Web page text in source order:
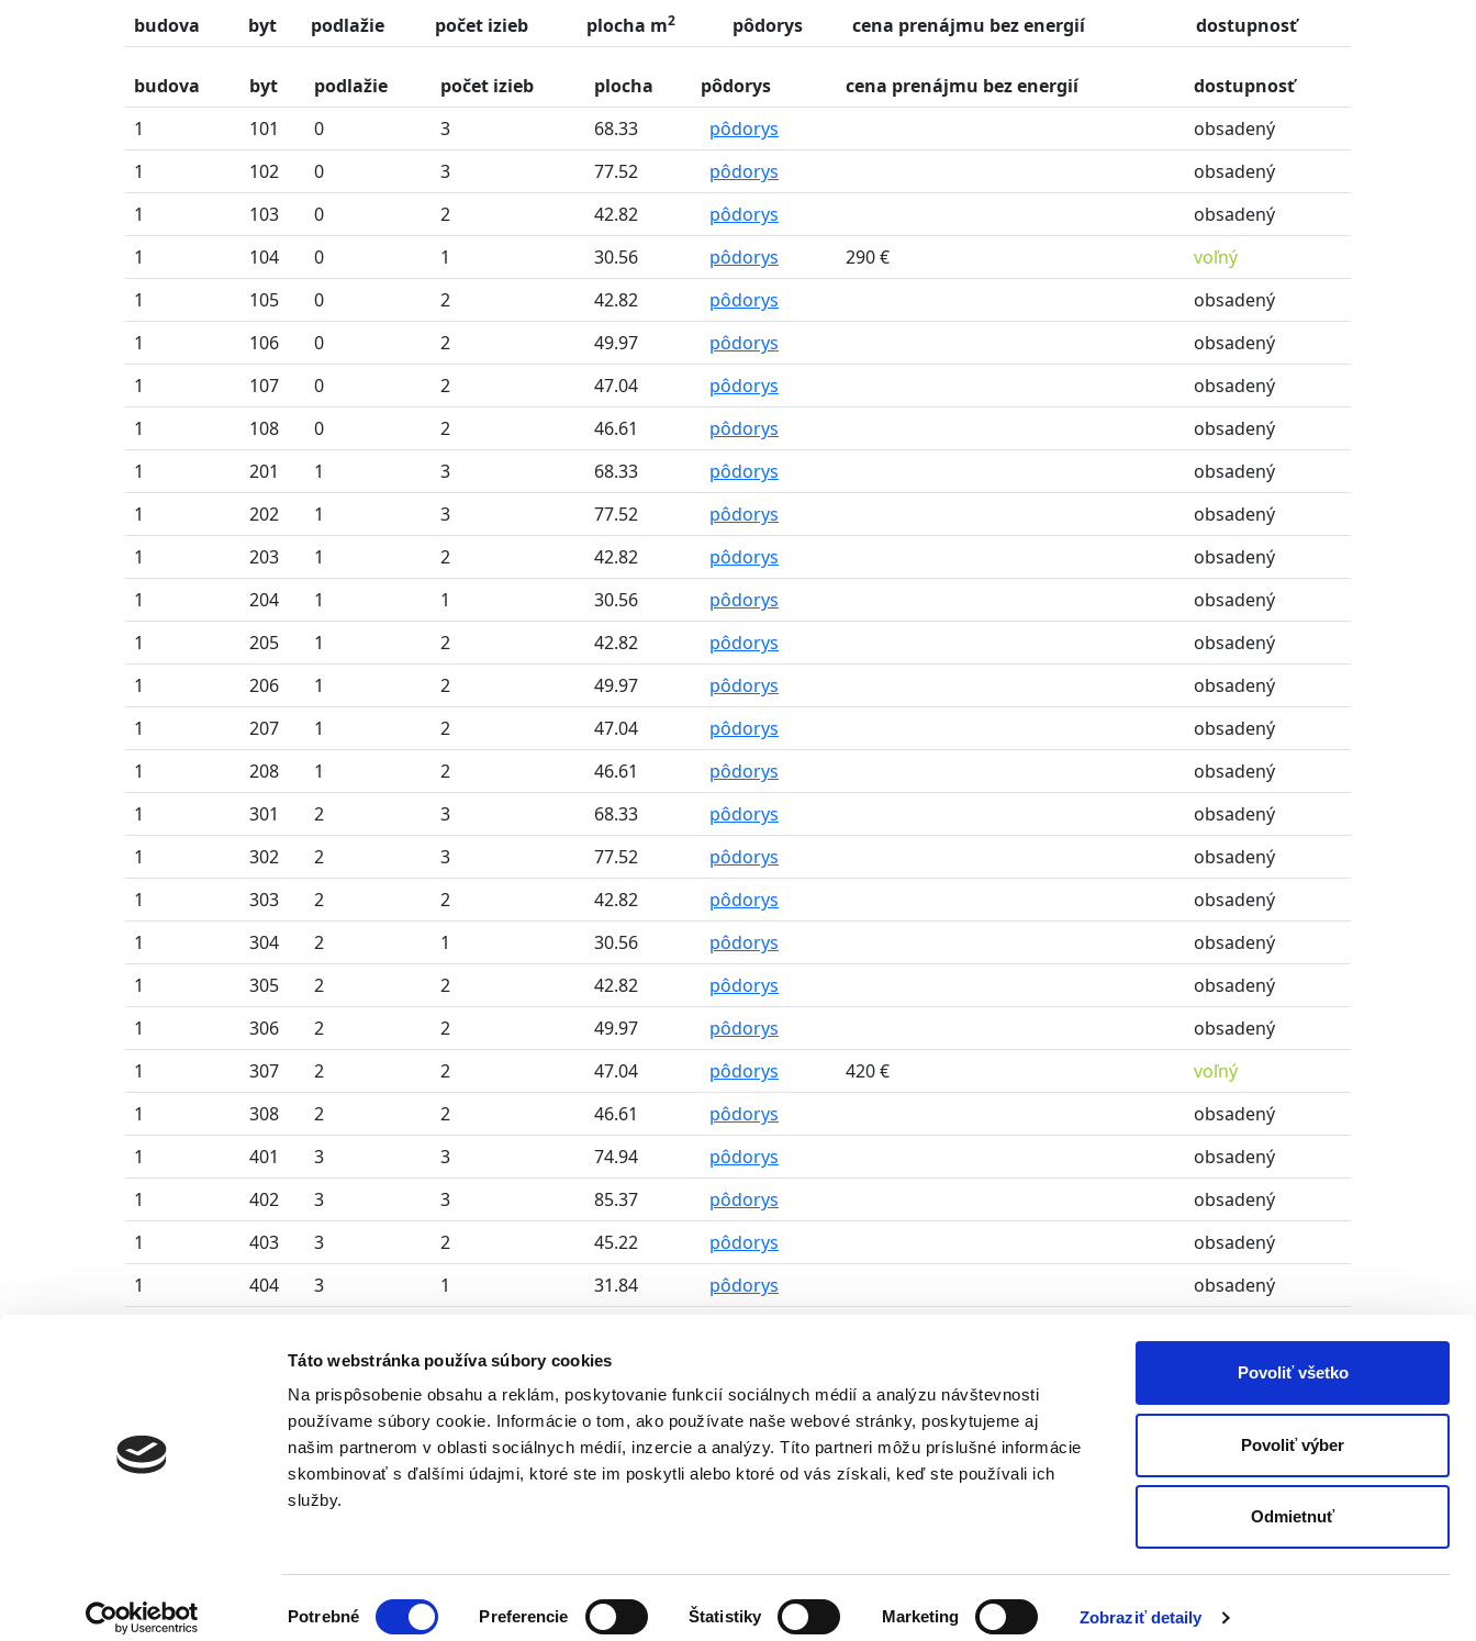
Táto webstránka používa súbory cookies
Na prispôsobenie obsahu a reklám, poskytovanie funkcií sociálnych médií a analýzu návštevnosti
používame súbory cookie. Informácie o tom, ako používate naše webové stránky, poskytujeme aj
našim partnerom v oblasti sociálnych médií, inzercie a analýzy. Títo partneri môžu príslušné informácie
skombinovať s ďalšími údajmi, ktoré ste im poskytli alebo ktoré od vás získali, keď ste používali ich
služby.
Potrebné Preferencie Štatistiky Marketing Zobraziť detaily
Povoliť všetko
Povoliť výber
Odmietnuť
budova byt podlažie počet izieb plocha m2 pôdorys cena prenájmu bez energií dostupnosť
budova byt podlažie počet izieb plocha pôdorys cena prenájmu bez energií
dostupnosť
1
101 0 3 68.33 pôdorys
obsadený
1
102 0 3 77.52 pôdorys
obsadený
1
103 0 2 42.82 pôdorys
obsadený
1
104 0 1 30.56 pôdorys 290 €
voľný
1
105 0 2 42.82 pôdorys
obsadený
1
106 0 2 49.97 pôdorys
obsadený
1
107 0 2 47.04 pôdorys
obsadený
1
108 0 2 46.61 pôdorys
obsadený
1
201 1 3 68.33 pôdorys
obsadený
1
202 1 3 77.52 pôdorys
obsadený
1
203 1 2 42.82 pôdorys
obsadený
1
204 1 1 30.56 pôdorys
obsadený
1
205 1 2 42.82 pôdorys
obsadený
1
206 1 2 49.97 pôdorys
obsadený
1
207 1 2 47.04 pôdorys
obsadený
1
208 1 2 46.61 pôdorys
obsadený
1
301 2 3 68.33 pôdorys
obsadený
1
302 2 3 77.52 pôdorys
obsadený
1
303 2 2 42.82 pôdorys
obsadený
1
304 2 1 30.56 pôdorys
obsadený
1
305 2 2 42.82 pôdorys
obsadený
1
306 2 2 49.97 pôdorys
obsadený
1
307 2 2 47.04 pôdorys 420 €
voľný
1
308 2 2 46.61 pôdorys
obsadený
1
401 3 3 74.94 pôdorys
obsadený
1
402 3 3 85.37 pôdorys
obsadený
1
403 3 2 45.22 pôdorys
obsadený
1
404 3 1 31.84 pôdorys
obsadený
3 2 54.52
obsadený
3 2 51.92 pôdorys
obsadený
1
3 2 51.16 pôdorys obsadený
Ochrana osobných údajov